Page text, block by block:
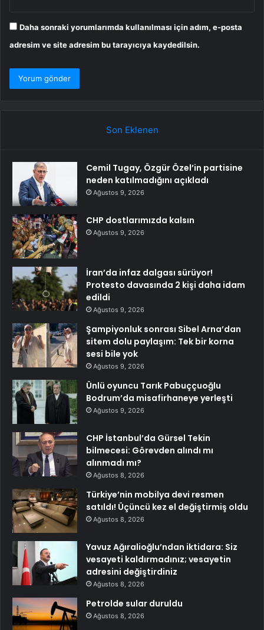
Daha sonraki yorumlarımda kullanılması için adım, e-posta
adresim ve site adresim bu tarayıcıya kaydedilsin.
Son Eklenen
Cemil Tugay, Özgür Özel’in partisine
neden katılmadığını açıkladı
Ağustos 9, 2026
CHP dostlarımızda kalsın
Ağustos 9, 2026
İran’da infaz dalgası sürüyor!
Protesto davasında 2 kişi daha idam
edildi
Ağustos 9, 2026
Şampiyonluk sonrası Sibel Arna’dan
sitem dolu paylaşım: Tek bir korna
sesi bile yok
Ağustos 9, 2026
Ünlü oyuncu Tarık Pabuççuoğlu
Bodrum’da misafirhaneye yerleşti
Ağustos 9, 2026
CHP İstanbul’da Gürsel Tekin
bilmecesi: Görevden alındı mı
alınmadı mı?
Ağustos 8, 2026
Türkiye’nin mobilya devi resmen
satıldı! Üçüncü kez el değiştirmiş oldu
Ağustos 8, 2026
Yavuz Ağıralioğlu’ndan iktidara: Siz
vesayeti kaldırmadınız; vesayetin
adresini değiştirdiniz
Ağustos 8, 2026
Petrolde sular duruldu
Ağustos 8, 2026